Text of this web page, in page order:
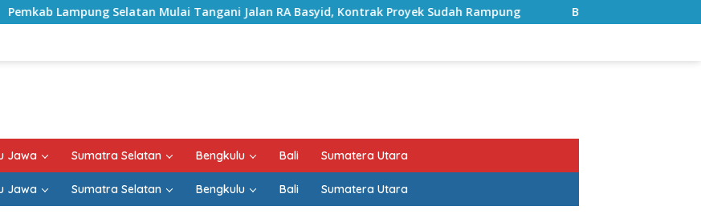
Mulai Tangani Jalan RA Basyid, Kontrak Proyek Sudah Rampung Bulan Kemerdekaan, Bupati Lampung
Jawa Sumatra Selatan Bengkulu Bali Sumatera Utara
Jawa Sumatra Selatan Bengkulu Bali Sumatera Utara